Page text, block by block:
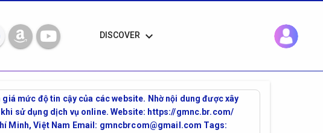
DISCOVER keyboard_arrow_down
mức độ tin cậy của các website. Nhờ nội dung được xây
sử dụng dịch vụ online. Website: https://gmnc.br.com/
Minh, Việt Nam Email: gmncbrcom@gmail.com Tags: